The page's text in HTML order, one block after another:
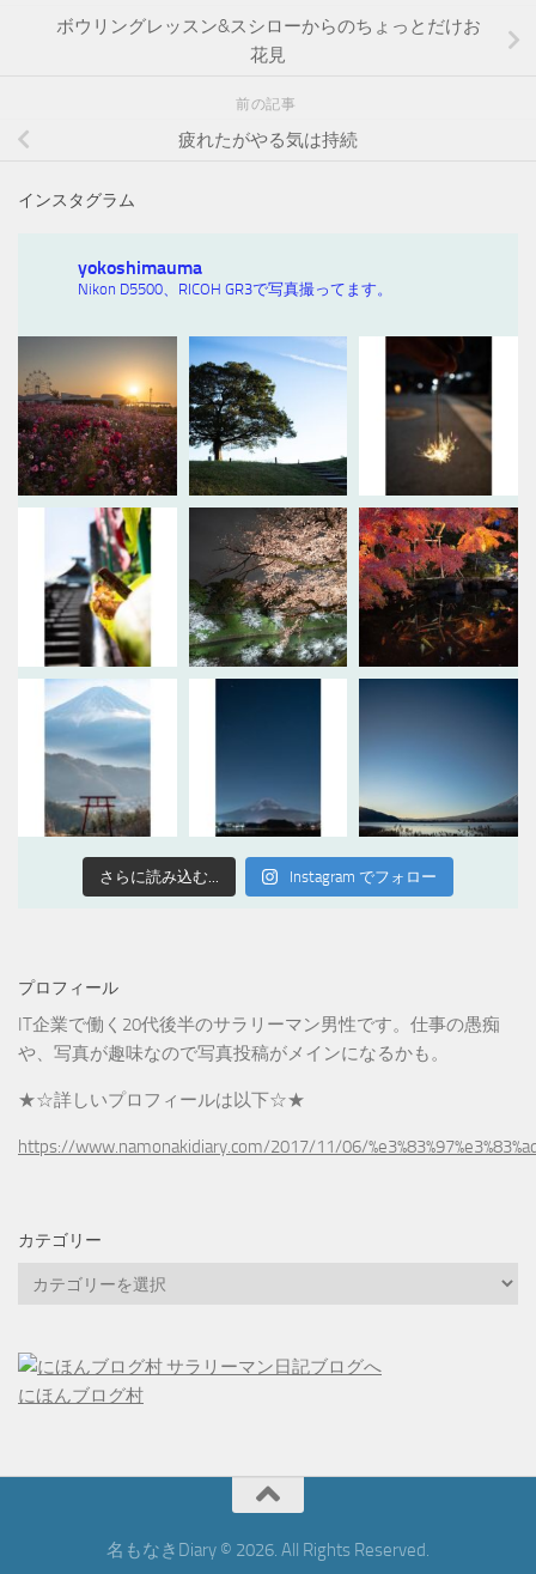
ボウリングレッスン&スシローからのちょっとだけお
花見
前の記事
疲れたがやる気は持続
インスタグラム
yokoshimauma
Nikon D5500、RICOH GR3で写真撮ってます。
さらに読み込む... Instagram でフォロー
プロフィール
IT企業で働く20代後半のサラリーマン男性です。仕事の愚痴
や、写真が趣味なので写真投稿がメインになるかも。
★☆詳しいプロフィールは以下☆★
https://www.namonakidiary.com/2017/11/06/
カテゴリー
リ
ー
にほんブログ村
名もなきDiary © 2026. All Rights Reserved.